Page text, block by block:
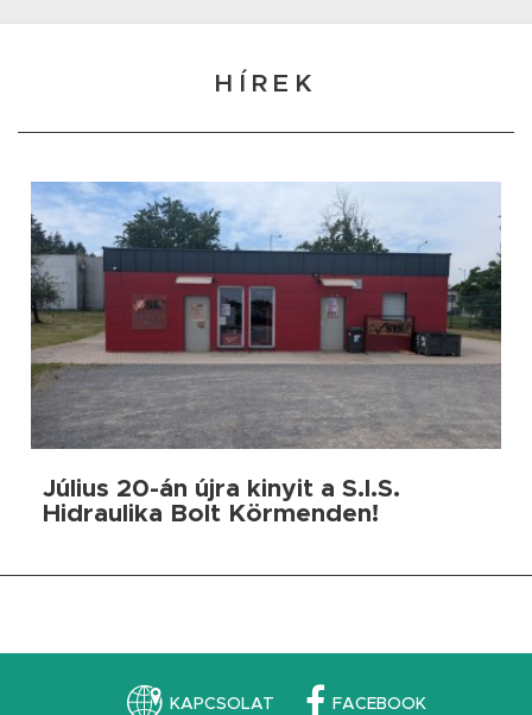
HÍREK
Július 20-án újra kinyit a S.I.S.
Hidraulika Bolt Körmenden!
KAPCSOLAT FACEBOOK